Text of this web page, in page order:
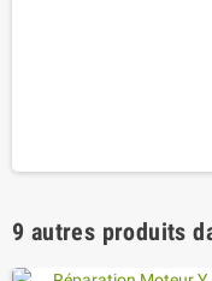
9 autres produits